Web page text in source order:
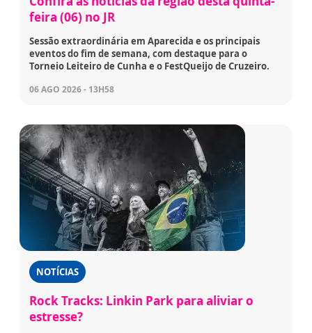
feira (06) no JR
Sessão extraordinária em Aparecida e os principais
eventos do fim de semana, com destaque para o
Torneio Leiteiro de Cunha e o FestQueijo de Cruzeiro.
06 AGO 2026 - 13H58
NOTÍCIAS
Rock Tracks: Linkin Park para aliviar o
estresse?